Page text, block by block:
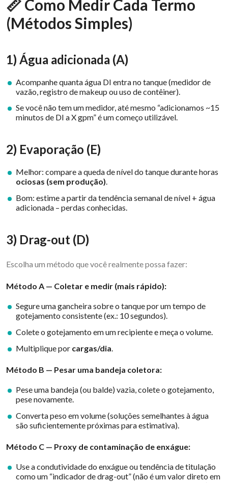
📏 Como Medir Cada Termo
(Métodos Simples)
1) Água adicionada (A)
Acompanhe quanta água DI entra no tanque (medidor de
vazão, registro de makeup ou uso de contêiner).
Se você não tem um medidor, até mesmo “adicionamos ~15
minutos de DI a X gpm” é um começo utilizável.
2) Evaporação (E)
Melhor: compare a queda de nível do tanque durante horas
ociosas (sem produção).
Bom: estime a partir da tendência semanal de nível + água
adicionada – perdas conhecidas.
3) Drag-out (D)
Escolha um método que você realmente possa fazer:
Método A — Coletar e medir (mais rápido):
Segure uma gancheira sobre o tanque por um tempo de
gotejamento consistente (ex.: 10 segundos).
Colete o gotejamento em um recipiente e meça o volume.
Multiplique por cargas/dia
Método B — Pesar uma bandeja coletora:
Pese uma bandeja (ou balde) vazia, colete o gotejamento,
pese novamente.
Converta peso em volume (soluções semelhantes à água
são suficientemente próximas para estimativa).
Método C — Proxy de contaminação de enxágue:
Use a condutividade do enxágue ou tendência de titulação
como um “indicador de drag-out” (não é um valor direto em